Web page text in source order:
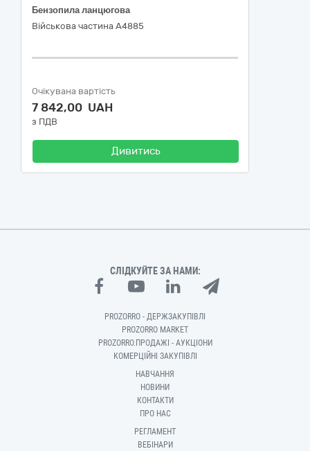
Бензопила ланцюгова
Військова частина А4885
Очікувана вартість
7 842,00 UAH
з ПДВ
Дивитись
СЛІДКУЙТЕ ЗА НАМИ:
PROZORRO - ДЕРЖЗАКУПІВЛІ
PROZORRO MARKET
PROZORRO.ПРОДАЖІ - АУКЦІОНИ
КОМЕРЦІЙНІ ЗАКУПІВЛІ
НАВЧАННЯ
НОВИНИ
КОНТАКТИ
ПРО НАС
РЕГЛАМЕНТ
ВЕБІНАРИ